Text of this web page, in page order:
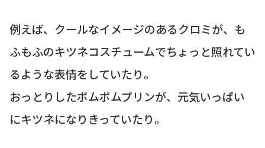
例えば、クールなイメージのあるクロミが、も
ふもふのキツネコスチュームでちょっと照れてい
るような表情をしていたり。
おっとりしたポムポムプリンが、元気いっぱい
にキツネになりきっていたり。